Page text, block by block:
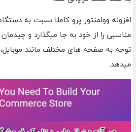
افزونه وولمنتور پرو کاملا نسبت به
مناسبی را از خود به جا میگذارد و
توجه به صفحه های مختلف مانند موبایل،
میدهد.